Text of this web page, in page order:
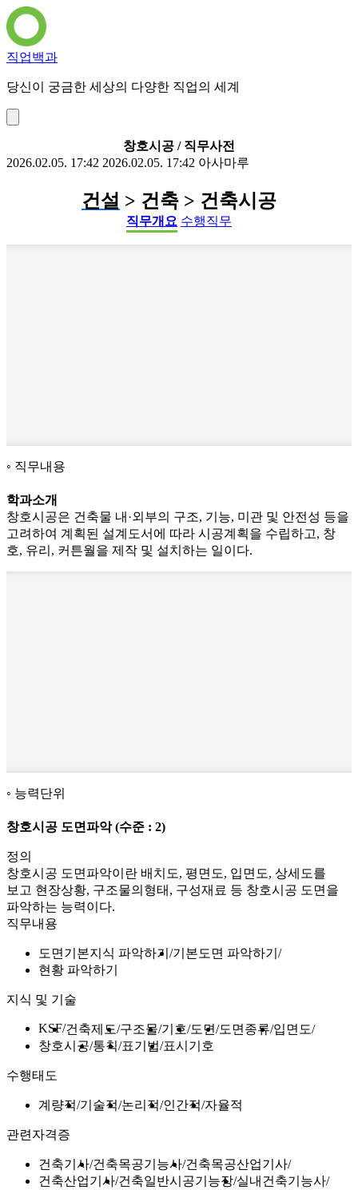
직업백과
당신이 궁금한 세상의 다양한 직업의 세계
창호시공 / 직무사전
2026.02.05. 17:42 2026.02.05. 17:42 아사마루
건설 > 건축 > 건축시공
직무개요 수행직무
직무내용
학과소개
창호시공은 건축물 내·외부의 구조, 기능, 미관 및 안전성 등을
고려하여 계획된 설계도서에 따라 시공계획을 수립하고, 창
호, 유리, 커튼월을 제작 및 설치하는 일이다.
능력단위
창호시공 도면파악(수준 : 2)
정의
창호시공 도면파악이란 배치도, 평면도, 입면도, 상세도를
보고 현장상황, 구조물의형태, 구성재료 등 창호시공 도면을
파악하는 능력이다.
직무내용
도면기본지식 파악하기
기본도면 파악하기
현황 파악하기
지식 및 기술
KSF 건축제도 구조물 기호 도면 도면종류 입면도
창호시공 통칙 표기법 표시기호
수행태도
계량적 기술적 논리적 인간적 자율적
관련자격증
건축기사 건축목공기능사 건축목공산업기사
건축산업기사 건축일반시공기능장 실내건축기능사